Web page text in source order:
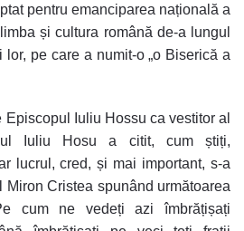
pentru emanciparea națională a
și cultura română de-a lungul
pe care a numit-o „o Biserică a
Episcopul Iuliu Hossu ca vestitor al
Iuliu Hosu a citit, cum știți,
lucrul, cred, și mai important, s-a
Cristea spunând următoarea
cum ne vedeți azi îmbrățișați